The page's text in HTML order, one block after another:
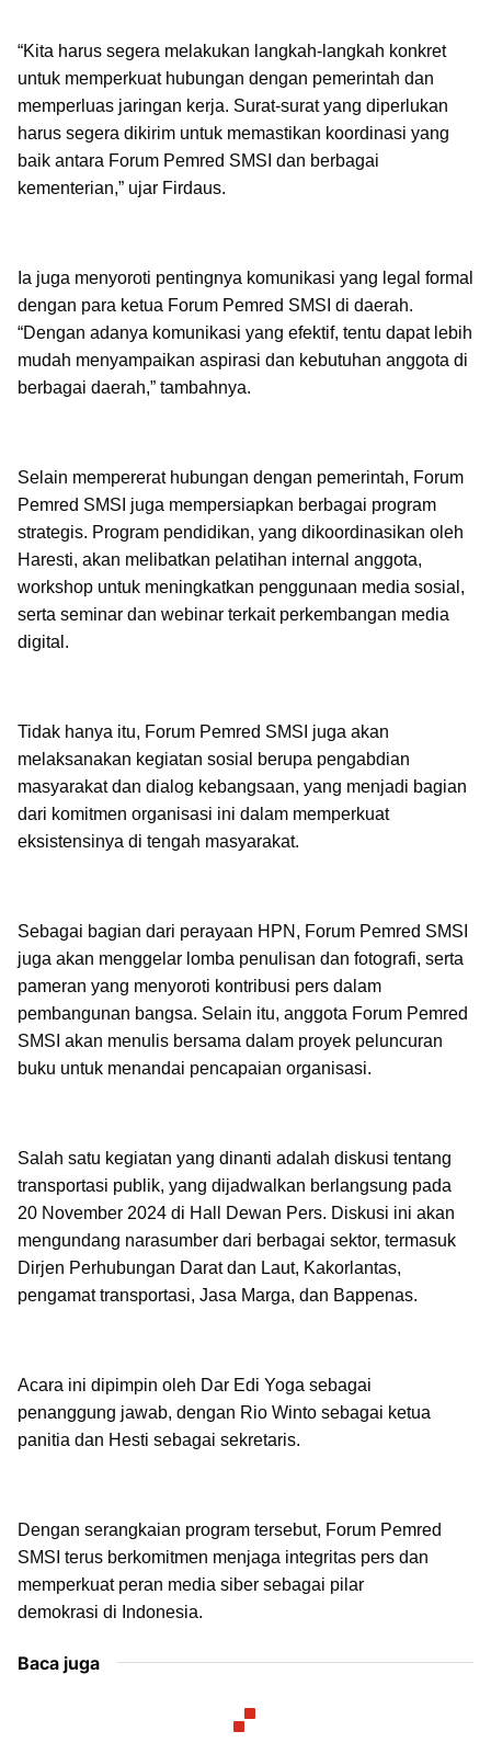
“Kita harus segera melakukan langkah-langkah konkret
untuk memperkuat hubungan dengan pemerintah dan
memperluas jaringan kerja. Surat-surat yang diperlukan
harus segera dikirim untuk memastikan koordinasi yang
baik antara Forum Pemred SMSI dan berbagai
kementerian,” ujar Firdaus.
Ia juga menyoroti pentingnya komunikasi yang legal formal
dengan para ketua Forum Pemred SMSI di daerah.
“Dengan adanya komunikasi yang efektif, tentu dapat lebih
mudah menyampaikan aspirasi dan kebutuhan anggota di
berbagai daerah,” tambahnya.
Selain mempererat hubungan dengan pemerintah, Forum
Pemred SMSI juga mempersiapkan berbagai program
strategis. Program pendidikan, yang dikoordinasikan oleh
Haresti, akan melibatkan pelatihan internal anggota,
workshop untuk meningkatkan penggunaan media sosial,
serta seminar dan webinar terkait perkembangan media
digital.
Tidak hanya itu, Forum Pemred SMSI juga akan
melaksanakan kegiatan sosial berupa pengabdian
masyarakat dan dialog kebangsaan, yang menjadi bagian
dari komitmen organisasi ini dalam memperkuat
eksistensinya di tengah masyarakat.
Sebagai bagian dari perayaan HPN, Forum Pemred SMSI
juga akan menggelar lomba penulisan dan fotografi, serta
pameran yang menyoroti kontribusi pers dalam
pembangunan bangsa. Selain itu, anggota Forum Pemred
SMSI akan menulis bersama dalam proyek peluncuran
buku untuk menandai pencapaian organisasi.
Salah satu kegiatan yang dinanti adalah diskusi tentang
transportasi publik, yang dijadwalkan berlangsung pada
20 November 2024 di Hall Dewan Pers. Diskusi ini akan
mengundang narasumber dari berbagai sektor, termasuk
Dirjen Perhubungan Darat dan Laut, Kakorlantas,
pengamat transportasi, Jasa Marga, dan Bappenas.
Acara ini dipimpin oleh Dar Edi Yoga sebagai
penanggung jawab, dengan Rio Winto sebagai ketua
panitia dan Hesti sebagai sekretaris.
Dengan serangkaian program tersebut, Forum Pemred
SMSI terus berkomitmen menjaga integritas pers dan
memperkuat peran media siber sebagai pilar
demokrasi di Indonesia.
Baca juga